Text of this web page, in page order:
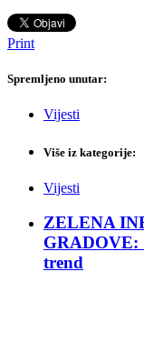
Print
Spremljeno unutar:
Vijesti
Više iz kategorije:
Vijesti
ZELENA
GRADOVE:
trend